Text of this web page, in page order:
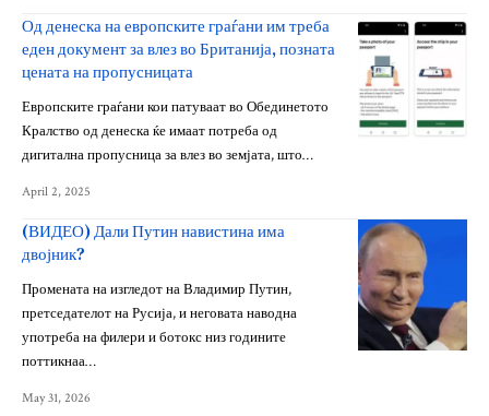
Од денеска на европските граѓани им треба
еден документ за влез во Британија, позната
цената на пропусницата
Европските граѓани кои патуваат во Обединетото
Кралство од денеска ќе имаат потреба од
дигитална пропусница за влез во земјата, што…
April 2, 2025
(ВИДЕО) Дали Путин навистина има
двојник?
Промената на изгледот на Владимир Путин,
претседателот на Русија, и неговата наводна
употреба на филери и ботокс низ годините
поттикнаа…
May 31, 2026